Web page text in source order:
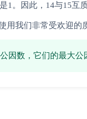
1。因此，14与15互质
用我们非常受欢迎的
因数，它们的最大